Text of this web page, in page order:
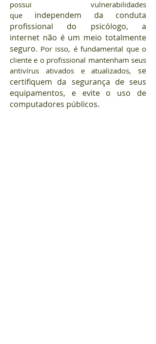
possui vulnerabilidades
que independem da conduta
profissional do psicólogo, a
internet não é um meio totalmente
seguro. Por isso, é fundamental que o
cliente e o profissional mantenham seus
antivírus ativados e atualizados, se
certifiquem da segurança de seus
equipamentos, e evite o uso de
computadores públicos.